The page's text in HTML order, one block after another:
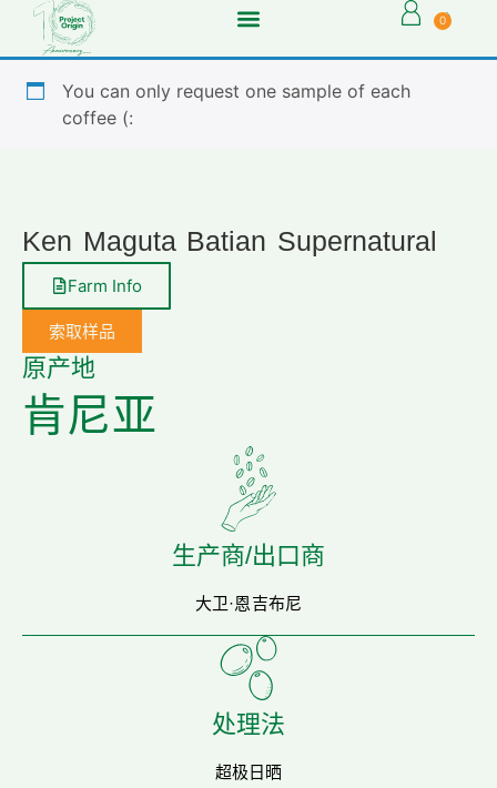
0
You can only request one sample of each
coffee (:
Ken Maguta Batian Supernatural
Farm Info
索取样品
原产地
肯尼亚
生产商/出口商
大卫·恩吉布尼
处理法
超极日晒